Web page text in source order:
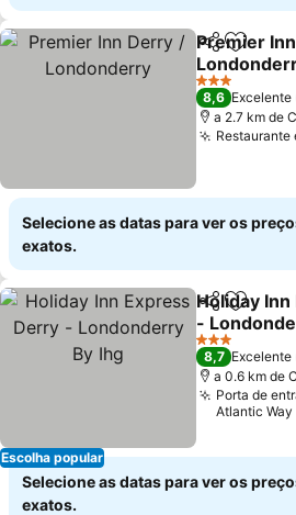
Partilhar
Premier
3 Estrelas
8,6 Excelente
a 2.7 km de
Restaurante
Selecione as datas para ver os
exatos.
Escolha popular
Partilhar
Holiday
-
3 Estrelas
8,7 Excelente
a 0.6 km de
Porta de
Atlantic Way
Selecione as datas para ver os
exatos.